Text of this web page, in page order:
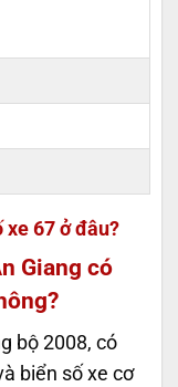
xe 67 ở đâu?
Giang có
bộ 2008, có
biển số xe cơ